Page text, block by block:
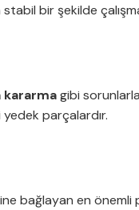
bir şekilde
kararmagibi
parçalardır.
bağlayan en önemli